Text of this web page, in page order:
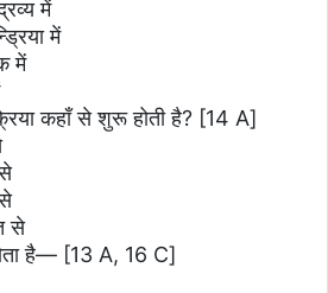
में
में
में
कहाँ से शुरू होती है? [14 A]
से
है— [13 A, 16 C]